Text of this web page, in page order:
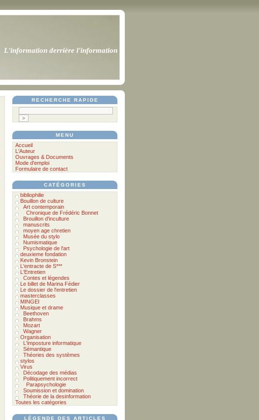
L'information derrière l'information
RECHERCHE RAPIDE
MENU
Accueil
L'Auteur
Ouvrages & Documents
Mode d'emploi
Formulaire de contact
CATÉGORIES
bibliophilie
Bouillon de culture
Art contemporain
Chronique de Frédéric Bonnet
Brouillon d'inculture
manuscrits
moyen age chretien
Musée du stylo
Numismatique
Psychologie de l'art
deuxieme fondation
Kevin Bronstein
L'entracte de S***
L'Entretien
Contes et légendes
Le billet de Marina Fédier
Le dossier de l'entretien
masterclasses
MINGEI
Musique et drame
Beethoven
Brahms
Mozart
Wagner
Organisation
L'imposture informatique
Sémantique
Théories des systèmes
stylos
Virus
Décodage des médias
Politiquement incorrect
Parapsychologie
Soumission et domination
Théorie de la desinformation
Toutes les catégories
LÉGENDE DES ARTICLES